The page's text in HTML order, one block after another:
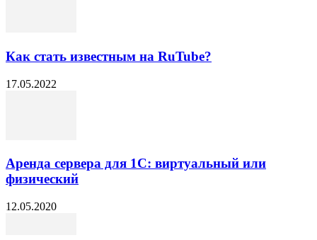
Как стать известным на RuTube?
17.05.2022
Аренда сервера для 1С: виртуальный или
физический
12.05.2020